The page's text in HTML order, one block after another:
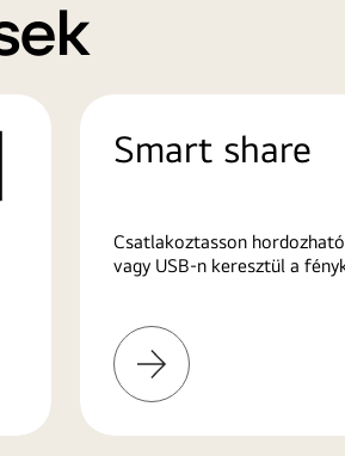
Smart share
Csatlakoztasson
vagy USB-n keresztül a
További
információk